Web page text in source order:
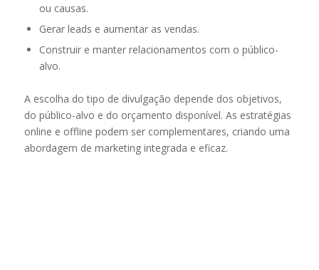
ou causas.
Gerar leads e aumentar as vendas.
Construir e manter relacionamentos com o público-
alvo.
A escolha do tipo de divulgação depende dos objetivos,
do público-alvo e do orçamento disponível. As estratégias
online e offline podem ser complementares, criando uma
abordagem de marketing integrada e eficaz.